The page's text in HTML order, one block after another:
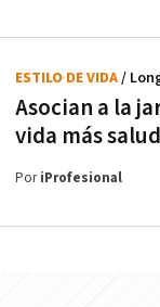
Asocian a la
vida más
ESTILO DE VIDA/
PoriProfesional